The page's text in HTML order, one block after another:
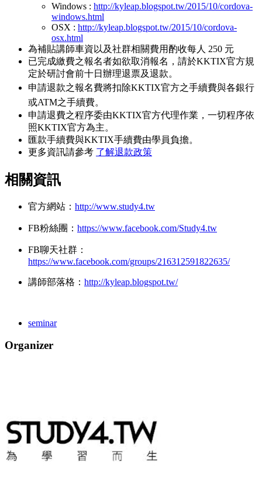
Windows : http://kyleap.blogspot.tw/2015/10/cordova-
windows.html
OSX : http://kyleap.blogspot.tw/2015/10/cordova-
osx.html
為補貼講師車資以及社群相關費用酌收每人 250 元
已完成繳費之報名者如欲取消報名，請於KKTIX官方規
定於研討會前十日辦理退票及退款。
申請退款之報名費將扣除KKTIX官方之手續費與各銀行
或ATM之手續費。
申請退費之程序委由KKTIX官方代理作業，一切程序依
照KKTIX官方為主。
匯款手續費與KKTIX手續費由學員負擔。
更多資訊請參考 了解退款政策
相 關資訊
官方網站： http://www.study4.tw
FB粉絲團： https://www.facebook.com/Study4.tw
FB聊天社群：
https://www.facebook.com/groups/216312591822635/
講師部落格： http://kyleap.blogspot.tw/
seminar
Organizer